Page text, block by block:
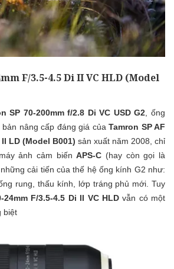
F/3.5-4.5 Di II VC HLD (Model
SP 70-200mm f/2.8 Di VC USD G2 , ống
bản nâng cấp đáng giá củaTamron SP AF
LD (Model B001) sản xuất năm 2008, chỉ
ảnh cảm biếnAPS-C (hay còn gọi là
cải tiến của thế hệ ống kính G2 như:
rung, thấu kính, lớp tráng phủ mới. Tuy
24mm F/3.5-4.5 Di II VC HLDvẫn có một
biệt